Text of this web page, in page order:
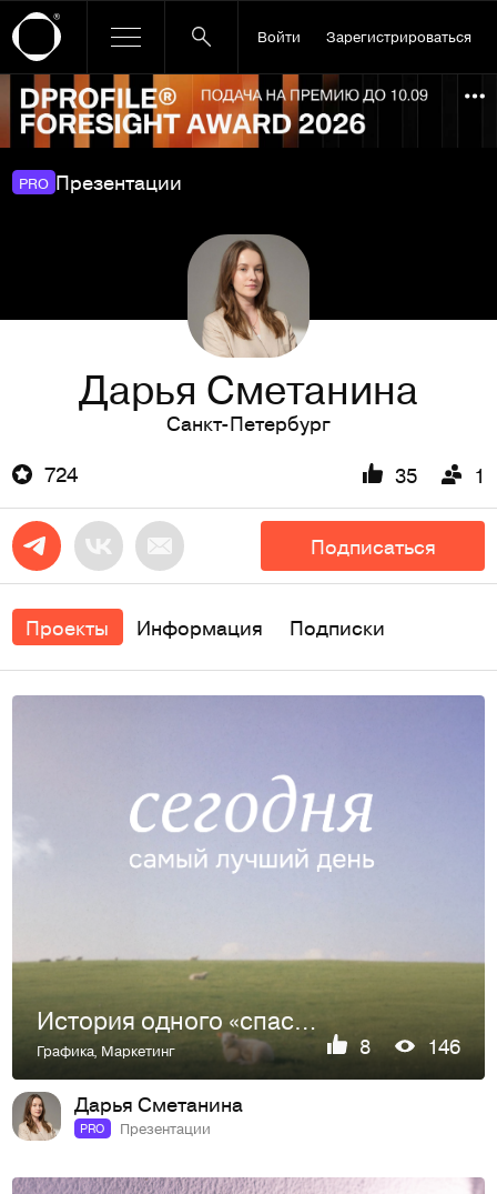
Войти Зарегистрироваться
Ссылка баннера
PRO Презентации
Дарья Сметанина
Санкт-Петербург
724
35 1
Подписаться
Проекты Информация Подписки
История одного «спасибо»
Графика, Маркетинг 8 146
Дарья Сметанина
PRO Презентации